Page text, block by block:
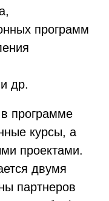
программ
др.
программе
курсы, а
проектами.
двумя
партнеров